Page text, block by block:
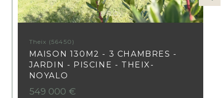
Theix (56450)
MAISON 130M2 - 3 CHAMBRES -
JARDIN - PISCINE - THEIX-
NOYALO
549 000 €